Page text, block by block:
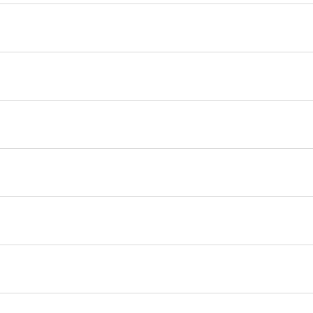
أو تويتر واطلب من الآخرين مشاركته. بعد الحدث: قم بالإعلان